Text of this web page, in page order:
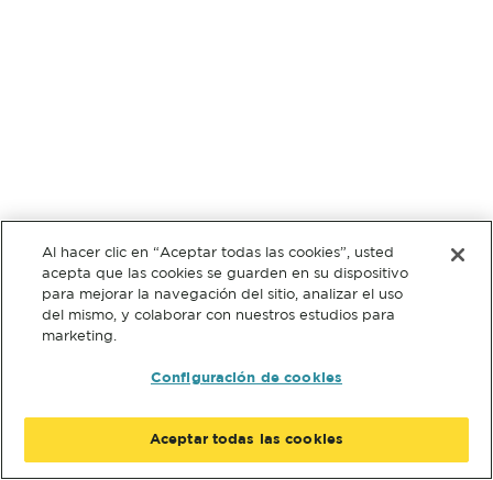
Al hacer clic en “Aceptar todas las cookies”, usted
acepta que las cookies se guarden en su dispositivo
para mejorar la navegación del sitio, analizar el uso
del mismo, y colaborar con nuestros estudios para
marketing.
Configuración de cookies
Aceptar todas las cookies